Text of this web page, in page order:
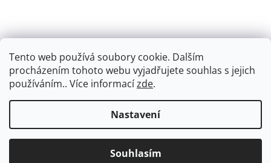
Tento web používá soubory cookie. Dalším
procházením tohoto webu vyjadřujete souhlas s jejich
používáním.. Více informacízde.
Nastavení
Souhlasím
Dárek k objednávce nad 2000Kč. Doprava ZDARMA při nákupu
Montáž podlahového topení - EKOTERM s.r.o.
Vytvořil Shoptet
ekotermpraha.cz. Všechna práva vyhrazena.